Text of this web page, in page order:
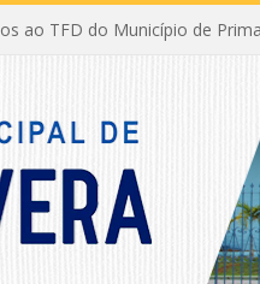
ao TFD do Município de